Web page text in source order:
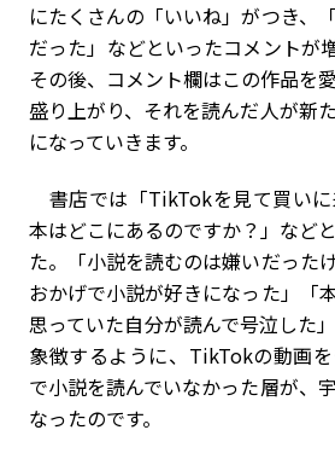
にたくさんの「いいね」がつき、
だった」などといったコメントが
その後、コメント欄はこの作品を
盛り上がり、それを読んだ人が新
になっていきます。
書店では「TikTokを見て買い
本はどこにあるのですか？」など
た。「小説を読むのは嫌いだった
おかげで小説が好きになった」「
思っていた自分が読んで号泣した
象徴するように、TikTokの動画
で小説を読んでいなかった層が、
なったのです。